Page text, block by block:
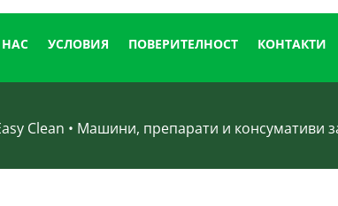
УСЛОВИЯ ПОВЕРИТЕЛНОСТ КОНТАКТИ
Clean • Машини, препарати и консумативи